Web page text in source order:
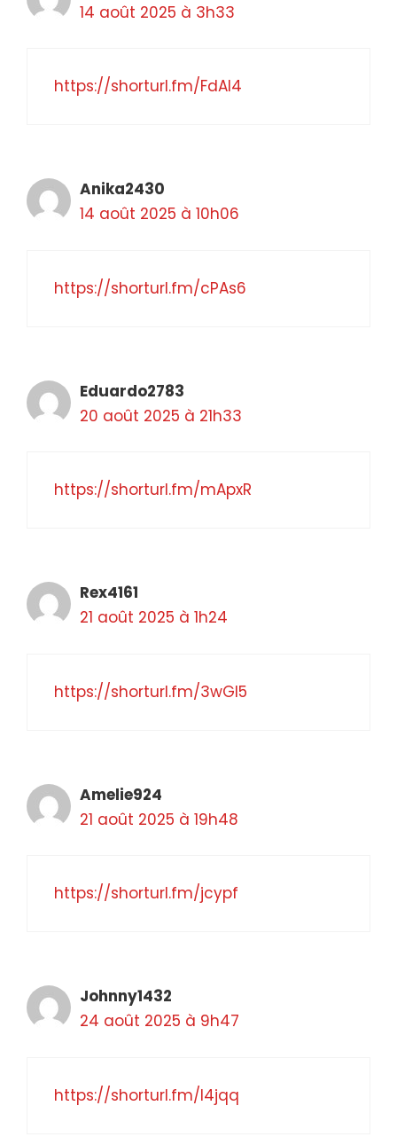
14 août 2025 à 3h33
https://shorturl.fm/FdAl4
Anika2430
14 août 2025 à 10h06
https://shorturl.fm/cPAs6
Eduardo2783
20 août 2025 à 21h33
https://shorturl.fm/mApxR
Rex4161
21 août 2025 à 1h24
https://shorturl.fm/3wGl5
Amelie924
21 août 2025 à 19h48
https://shorturl.fm/jcypf
Johnny1432
24 août 2025 à 9h47
https://shorturl.fm/l4jqq